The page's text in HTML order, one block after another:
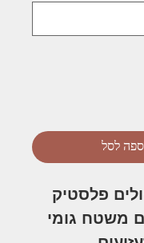
לסל
פלסטיק
משטח גומי